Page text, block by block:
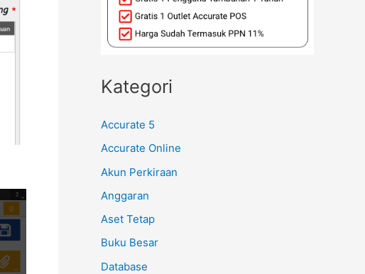
Kategori
Accurate 5
Accurate Online
Akun Perkiraan
Anggaran
Aset Tetap
Buku Besar
Database